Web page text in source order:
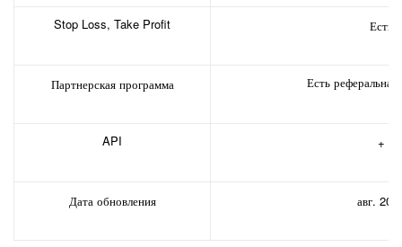
Stop Loss, Take Profit Есть
Партнерская программа Есть
API +
Дата обновления авг.